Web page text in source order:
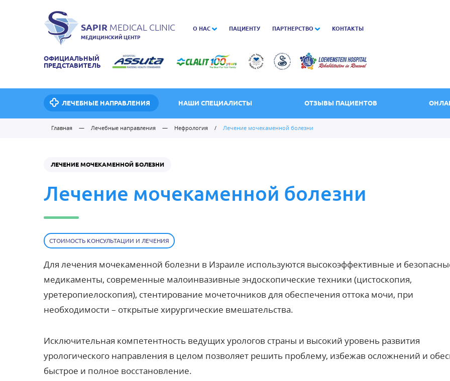
SAPIR MEDICAL CLINIC
МЕДИЦИНСКИЙ ЦЕНТР
О НАС ПАЦИЕНТУ ПАРТНЕРСТВО КОНТАКТЫ
ОФИЦИАЛЬНЫЙ
ПРЕДСТАВИТЕЛЬ
ЛЕЧЕБНЫЕ НАПРАВЛЕНИЯ НАШИ СПЕЦИАЛИСТЫ ОТЗЫВЫ ПАЦИЕНТОВ
Главная — Лечебные направления — Нефрология / Лечение мочекаменной болезни
ЛЕЧЕНИЕ МОЧЕКАМЕННОЙ БОЛЕЗНИ
Лечение мочекаменной болезни
СТОИМОСТЬ КОНСУЛЬТАЦИИ И ЛЕЧЕНИЯ
Для лечения мочекаменной болезни в Израиле используются высокоэффективные и
медикаменты, современные малоинвазивные эндоскопические техники (цистоскопия,
уретеропиелоскопия), стентирование мочеточников для обеспечения оттока мочи, при
необходимости – открытые хирургические вмешательства.
Исключительная компетентность ведущих урологов страны и высокий уровень развития
урологического направления в целом позволяет решить проблему, избежав осложнений и
быстрое и полное восстановление.